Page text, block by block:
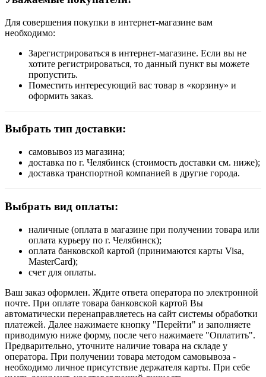
Для совершения покупки в интернет-магазине вам
необходимо:
Зарегистрироваться в интернет-магазине. Если вы не
хотите регистрироваться, то данный пункт вы можете
пропустить.
Поместить интересующий вас товар в «корзину» и
оформить заказ.
Выбрать тип доставки:
самовывоз из магазина;
доставка по г. Челябинск (стоимость доставки см. ниже);
доставка транспортной компанией в другие города.
Выбрать вид оплаты:
наличные (оплата в магазине при получении товара или
оплата курьеру по г. Челябинск);
оплата банковской картой (принимаются карты Visa,
MasterCard);
счет для оплаты.
Ваш заказ оформлен. Ждите ответа оператора по электронной
почте. При оплате товара банковской картой Вы
автоматически перенаправляетесь на сайт системы обработки
платежей. Далее нажимаете кнопку "Перейти" и заполняете
приводимую ниже форму, после чего нажимаете "Оплатить".
Предварительно, уточните наличие товара на складе у
оператора. При получении товара методом самовывоза -
необходимо личное присутствие держателя карты. При себе